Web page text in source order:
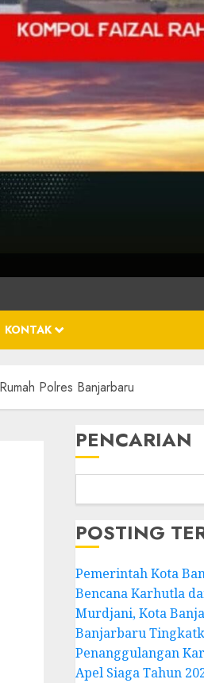
KONTAK
Polres Banjarbaru
PENCARIAN
POSTING
Pemerintah Kota
Bencana Karhutla
Murdjani, Kota
Banjarbaru
Penanggulangan
Apel Siaga Tahun